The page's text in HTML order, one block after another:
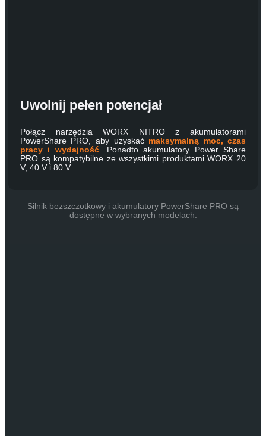
Uwolnij pełen potencjał
Połącz narzędzia WORX NITRO z akumulatorami
PowerShare PRO, aby uzyskać maksymalną moc, czas
pracy i wydajność. Ponadto akumulatory Power Share
PRO są kompatybilne ze wszystkimi produktami WORX 20
V, 40 V i 80 V.
Silnik bezszczotkowy i akumulatory PowerShare PRO są
dostępne w wybranych modelach.